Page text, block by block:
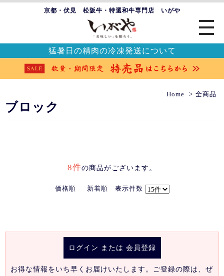
京都・伏見 松阪牛・特選和牛専門店 いがや
猛暑日の精肉の冷凍発送について
Home 全商品
ブロック
8件の商品がございます。
価格順 新着順 表示件数
ログイン または 会員登録
お得な情報をいち早くお届けいたします。ご登録の際は、ぜ